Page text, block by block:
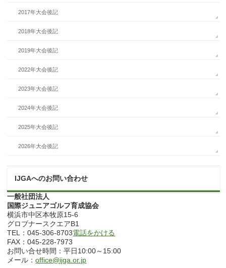
2017年大会後記
2018年大会後記
2019年大会後記
2022年大会後記
2023年大会後記
2024年大会後記
2025年大会後記
2026年大会後記
IJGAへのお問い合わせ
一般社団法人
国際ジュニアゴルフ育成協会
横浜市中区本牧原15-6
グロブナースクエアB1
TEL：045-306-8703電話をかける
FAX：045-228-7973
お問い合せ時間：平日10:00～15:00
メール：office@ijga.or.jp